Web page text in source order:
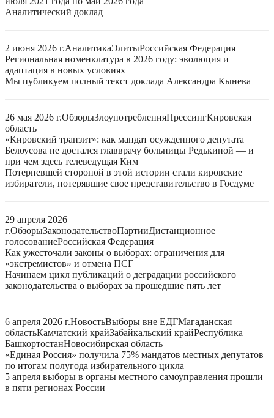
Аналитический доклад
2 июня 2026 г.АналитикаЭлитыРоссийская Федерация
Региональная номенклатура в 2026 году: эволюция и
адаптация в новых условиях
Мы публикуем полный текст доклада Александра Кынева
26 мая 2026 г.ОбзорыЗлоупотребленияПрессингКировская
область
«Кировский транзит»: как мандат осужденного депутата
Белоусова не достался главврачу больницы Редькиной — и
при чем здесь телеведущая Ким
Потерпевшей стороной в этой истории стали кировские
избиратели, потерявшие свое представительство в Госдуме
29 апреля 2026
г.ОбзорыЗаконодательствоПартииДистанционное
голосованиеРоссийская Федерация
Как ужесточали законы о выборах: ограничения для
«экстремистов» и отмена ПСГ
Начинаем цикл публикаций о деградации российского
законодательства о выборах за прошедшие пять лет
6 апреля 2026 г.НовостьВыборы вне ЕДГМагаданская
областьКамчатский крайЗабайкальский крайРеспублика
БашкортостанНовосибирская область
«Единая Россия» получила 75% мандатов местных депутатов
по итогам полугода избирательного цикла
5 апреля выборы в органы местного самоуправления прошли
в пяти регионах России